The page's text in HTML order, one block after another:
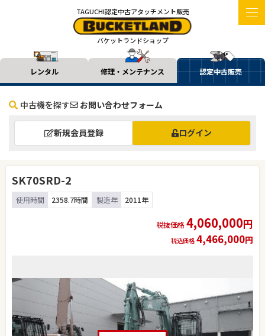
TAGUCHI認定中古アタッチメント販売
バケットランドショップ
レンタル 修理・メンテナンス 認定中古販売
中古機を探す お問い合わせフォーム
新規会員登録 ログイン
SK70SRD-2
使用時間 2358.7時間 製造年 2011年
税抜価格4,060,000円
税込価格 4,466,000円